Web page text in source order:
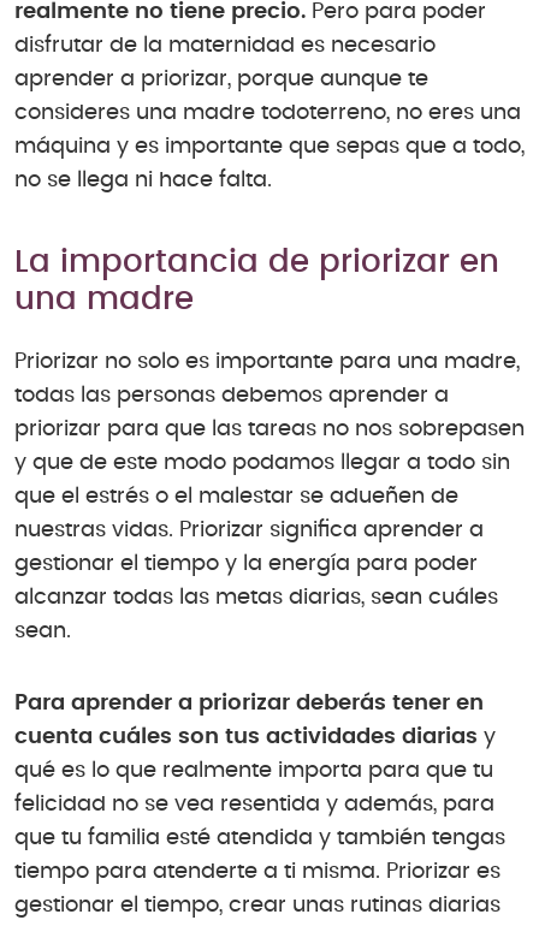
realmente no tiene precio. Pero para poder
disfrutar de la maternidad es necesario
aprender a priorizar, porque aunque te
consideres una madre todoterreno, no eres una
máquina y es importante que sepas que a todo,
no se llega ni hace falta.
La importancia de priorizar en
una madre
Priorizar no solo es importante para una madre,
todas las personas debemos aprender a
priorizar para que las tareas no nos sobrepasen
y que de este modo podamos llegar a todo sin
que el estrés o el malestar se adueñen de
nuestras vidas. Priorizar significa aprender a
gestionar el tiempo y la energía para poder
alcanzar todas las metas diarias, sean cuáles
sean.
Para aprender a priorizar deberás tener en
cuenta cuáles son tus actividades diarias y
qué es lo que realmente importa para que tu
felicidad no se vea resentida y además, para
que tu familia esté atendida y también tengas
tiempo para atenderte a ti misma. Priorizar es
gestionar el tiempo, crear unas rutinas diarias